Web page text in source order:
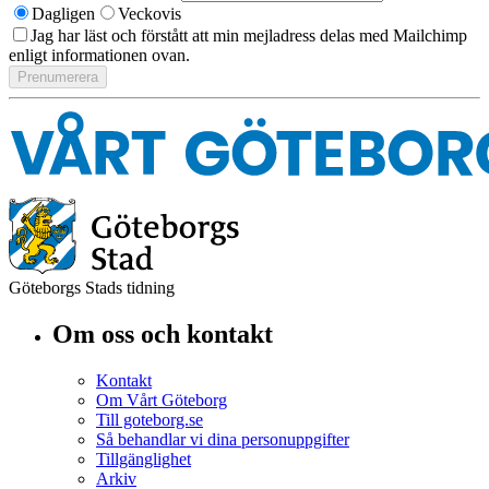
Dagligen
Veckovis
Jag har läst och förstått att min mejladress delas med Mailchimp
enligt informationen ovan.
Göteborgs Stads tidning
Om oss och kontakt
Kontakt
Om Vårt Göteborg
Till goteborg.se
Så behandlar vi dina personuppgifter
Tillgänglighet
Arkiv